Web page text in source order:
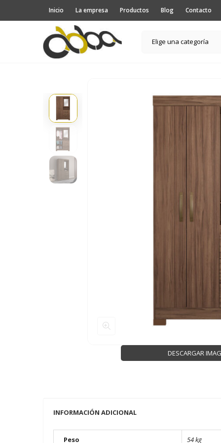
Inicio La empresa Productos Blog Contacto
Elige una categoría
DESCARGAR
INFORMACIÓN ADICIONAL
Peso 54 kg